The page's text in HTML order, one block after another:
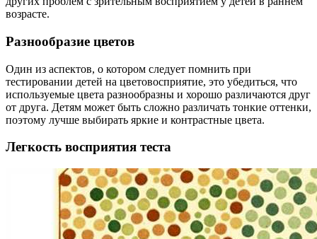
возрасте.
Разнообразие цветов
Один из аспектов, о котором следует помнить при
тестировании детей на цветовосприятие, это убедиться, что
используемые цвета разнообразны и хорошо различаются друг
от друга. Детям может быть сложно различать тонкие оттенки,
поэтому лучше выбирать яркие и контрастные цвета.
Легкость восприятия теста